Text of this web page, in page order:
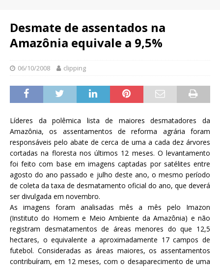
Desmate de assentados na
Amazônia equivale a 9,5%
06/10/2008 clipping
Líderes da polêmica lista de maiores desmatadores da
Amazônia, os assentamentos de reforma agrária foram
responsáveis pelo abate de cerca de uma a cada dez árvores
cortadas na floresta nos últimos 12 meses. O levantamento
foi feito com base em imagens captadas por satélites entre
agosto do ano passado e julho deste ano, o mesmo período
de coleta da taxa de desmatamento oficial do ano, que deverá
ser divulgada em novembro.
As imagens foram analisadas mês a mês pelo Imazon
(Instituto do Homem e Meio Ambiente da Amazônia) e não
registram desmatamentos de áreas menores do que 12,5
hectares, o equivalente a aproximadamente 17 campos de
futebol. Consideradas as áreas maiores, os assentamentos
contribuíram, em 12 meses, com o desaparecimento de uma